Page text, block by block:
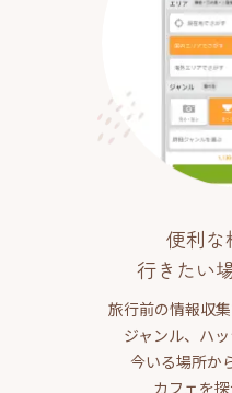
便利な
行きたい
旅行前の情報収
ジャンル、ハ
今いる場所か
カフェを